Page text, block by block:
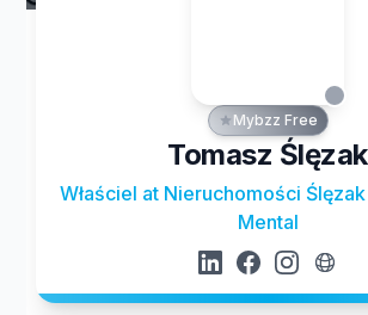
Mybzz Free
Tomasz Ślęzak
Właściel at Nieruchomości
Mental